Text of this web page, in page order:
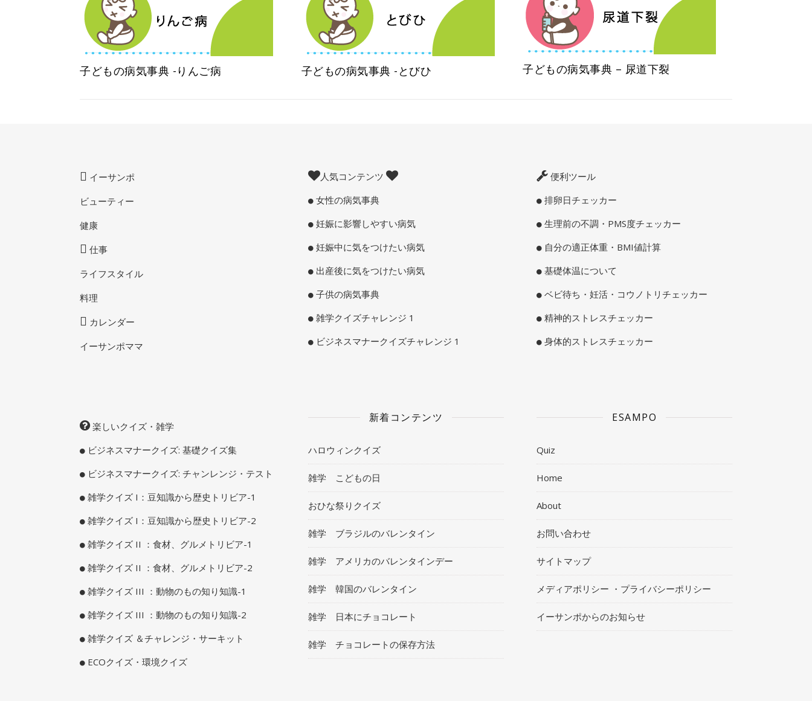
子どもの病気事典 -りんご病 子どもの病気事典 -とびひ 子どもの病気事典 – 尿道下裂
イーサンポ
ビューティー
健康
仕事
ライフスタイル
料理
カレンダー
イーサンポママ
人気コンテンツ
女性の病気事典
妊娠に影響しやすい病気
妊娠中に気をつけたい病気
出産後に気をつけたい病気
子供の病気事典
雑学クイズチャレンジ 1
ビジネスマナークイズチャレンジ 1
便利ツール
排卵日チェッカー
生理前の不調・PMS度チェッカー
自分の適正体重・BMI値計算
基礎体温について
ベビ待ち・妊活・コウノトリチェッカー
精神的ストレスチェッカー
身体的ストレスチェッカー
楽しいクイズ・雑学
ビジネスマナークイズ: 基礎クイズ集
ビジネスマナークイズ: チャンレンジ・テスト
雑学クイズ I：豆知識から歴史トリビア-1
雑学クイズ I：豆知識から歴史トリビア-2
雑学クイズ II ：食材、グルメトリビア-1
雑学クイズ II ：食材、グルメトリビア-2
雑学クイズ III ：動物のもの知り知識-1
雑学クイズ III ：動物のもの知り知識-2
雑学クイズ ＆チャレンジ・サーキット
ECOクイズ・環境クイズ
新着コンテンツ
ハロウィンクイズ
雑学 こどもの日
おひな祭りクイズ
雑学 ブラジルのバレンタイン
雑学 アメリカのバレンタインデー
雑学 韓国のバレンタイン
雑学 日本にチョコレート
雑学 チョコレートの保存方法
ESAMPO
Quiz
Home
About
お問い合わせ
サイトマップ
メディアポリシー ・プライバシーポリシー
イーサンポからのお知らせ